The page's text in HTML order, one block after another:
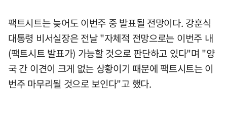
팩트시트는 늦어도 이번주 중 발표될 전망이다. 강훈식
대통령 비서실장은 전날 "자체적 전망으로는 이번주 내
(팩트시트 발표가) 가능할 것으로 판단하고 있다"며 "양
국 간 이견이 크게 없는 상황이기 때문에 팩트시트는 이
번주 마무리될 것으로 보인다"고 했다.